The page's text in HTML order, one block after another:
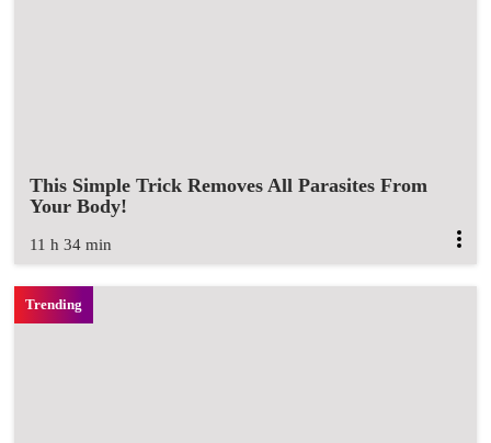
This Simple Trick Removes All Parasites From
Your Body!
11 h 34 min